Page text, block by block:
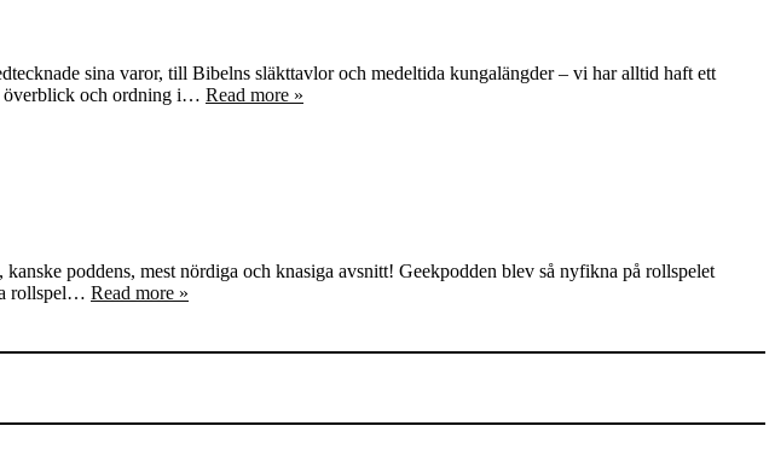
sina varor, till Bibelns släkttavlor och medeltida kungalängder – vi har alltid haft ett
överblick och ordning i… Read more »
poddens, mest nördiga och knasiga avsnitt! Geekpodden blev så nyfikna på rollspelet
rollspel… Read more »